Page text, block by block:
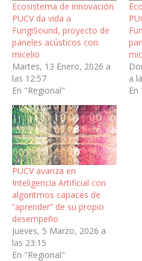
Ecosistema de innovación
PUCV da vida a
FungiSound, proyecto de
paneles acústicos con
micelio
Martes, 13 Enero, 2026 a
las 12:57
En "Regional"
a
PUCV avanza en
Inteligencia Artificial con
algoritmos capaces de
“aprender” de su propio
desempeño
Jueves, 5 Marzo, 2026 a
las 23:15
En "Regional"